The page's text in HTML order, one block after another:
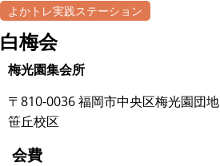
よかトレ実践ステーション
白梅会
梅光園集会所
〒810-0036 福岡市中央区梅光園団地
笹丘校区
会費